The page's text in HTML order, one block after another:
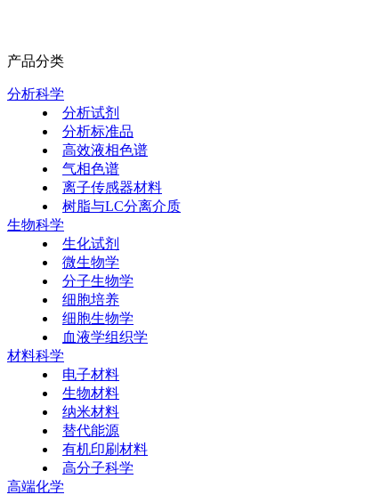
产品分类
分析科学
分析试剂
分析标准品
高效液相色谱
气相色谱
离子传感器材料
树脂与LC分离介质
生物科学
生化试剂
微生物学
分子生物学
细胞培养
细胞生物学
血液学组织学
材料科学
电子材料
生物材料
纳米材料
替代能源
有机印刷材料
高分子科学
高端化学